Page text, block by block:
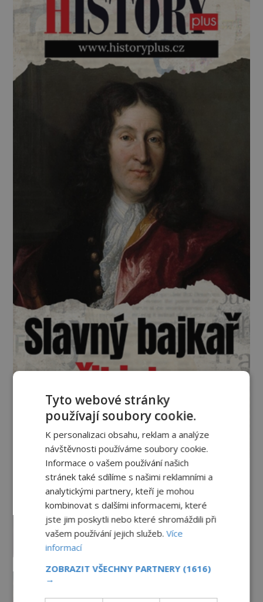
Vesmír a technologie
Podivné události roku 2023: Jsou
Američané v obležení UFO?
PREMIUM
Nad australským městem
Tyto webové stránky
používají soubory cookie.
K personalizaci obsahu, reklam a analýze
návštěvnosti používáme soubory cookie.
Informace o vašem používání našich
stránek také sdílíme s našimi reklamními a
analytickými partnery, kteří je mohou
kombinovat s dalšími informacemi, které
jste jim poskytli nebo které shromáždili při
vašem používání jejich služeb.Více
informací
ZOBRAZIT VŠECHNY PARTNERY (1616)
→